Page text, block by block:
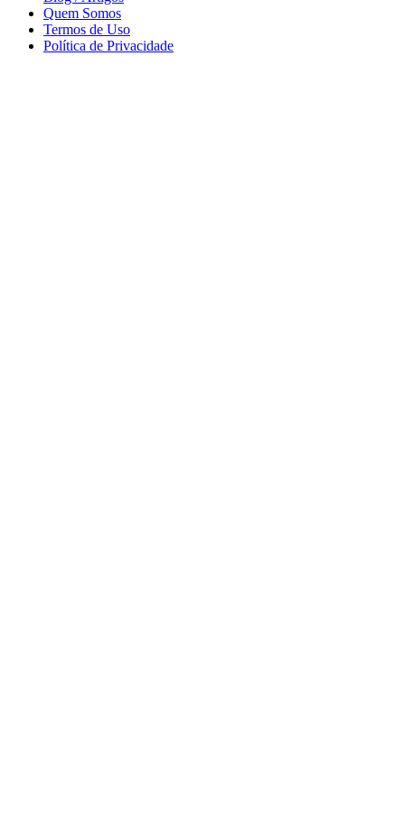
Quem Somos
Termos de Uso
Política de Privacidade